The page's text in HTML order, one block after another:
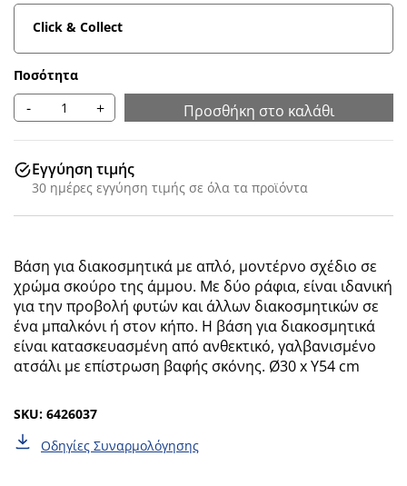
Click & Collect
Ποσότητα
- + Προσθήκη στο καλάθι
Εγγύηση τιμής
30 ημέρες εγγύηση τιμής σε όλα τα προϊόντα
Βάση για διακοσμητικά με απλό, μοντέρνο σχέδιο σε
χρώμα σκούρο της άμμου. Με δύο ράφια, είναι ιδανική
για την προβολή φυτών και άλλων διακοσμητικών σε
ένα μπαλκόνι ή στον κήπο. Η βάση για διακοσμητικά
είναι κατασκευασμένη από ανθεκτικό, γαλβανισμένο
ατσάλι με επίστρωση βαφής σκόνης. Ø30 x Υ54 cm
SKU: 6426037
Οδηγίες Συναρμολόγησης